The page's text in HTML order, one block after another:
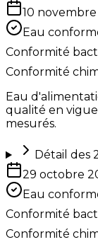
10
Eau
Conformité
Conformité
Eau
qualité en
mesurés.
Détail des
29 octobre
Eau
Conformité
Conformité